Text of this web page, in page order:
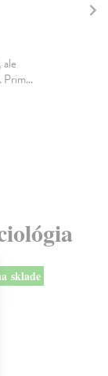
Prim...
sklade